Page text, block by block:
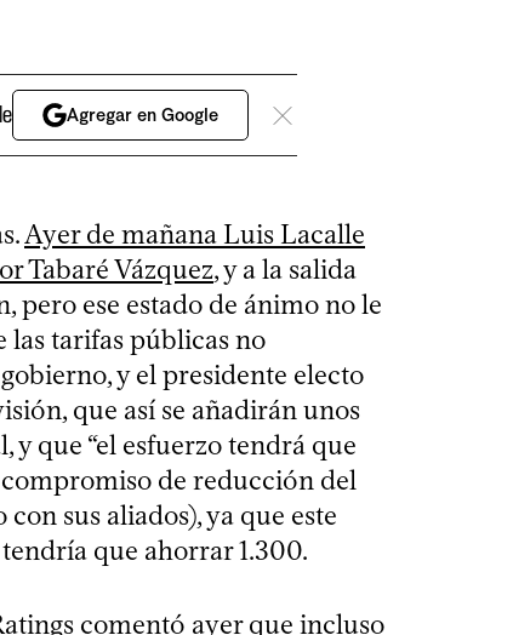
Agregar en Google
Ayer de mañana Luis Lacalle
Tabaré Vázquez, y a la salida
pero ese estado de ánimo no le
las tarifas públicas no
y el presidente electo
que así se añadirán unos
que “el esfuerzo tendrá que
de reducción del
sus aliados), ya que este
que ahorrar 1.300.
comentó ayer que incluso